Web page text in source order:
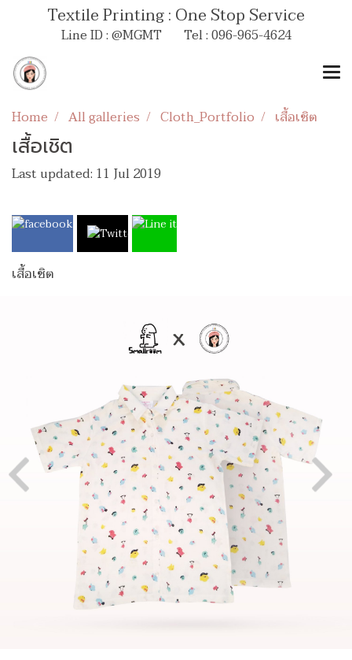
Textile Printing : One Stop Service
Line ID : @MGMT Tel : 096-965-4624
Home All galleries Cloth_Portfolio เสื้อเชิต
เสื้อเชิต
Last updated: 11 Jul 2019
เสื้อเชิต